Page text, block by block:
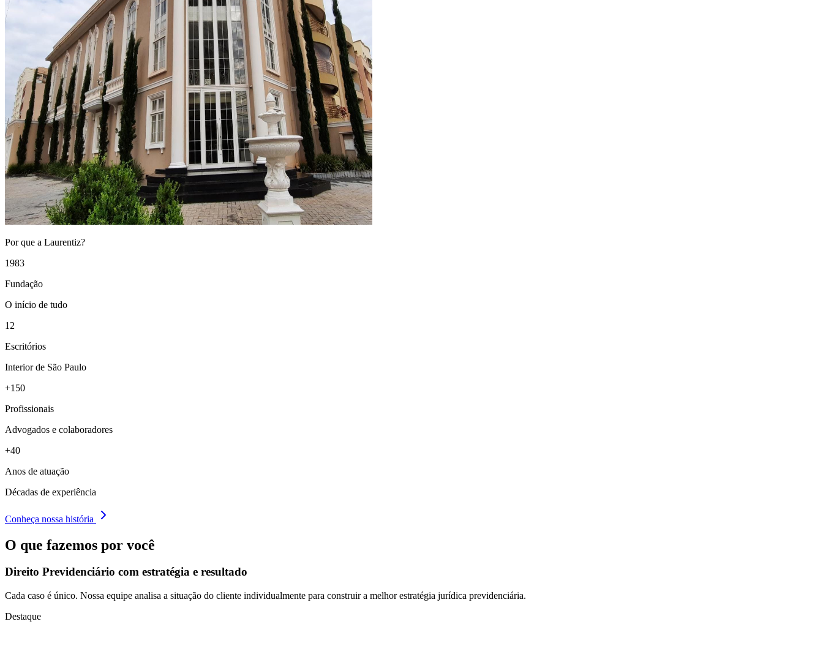
Por que a Laurentiz?
1983
Fundação
O início de tudo
12
Escritórios
Interior de São Paulo
+150
Profissionais
Advogados e colaboradores
+40
Anos de atuação
Décadas de experiência
Conheça nossa história
O que fazemos por você
Direito Previdenciário com estratégia e resultado
Cada caso é único. Nossa equipe analisa a situação do cliente individualmente para construir a melhor estratégia jurídica previdenciária.
Destaque